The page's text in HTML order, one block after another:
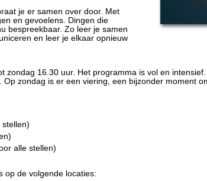
je er samen over door. Met
en gevoelens. Dingen die
bespreekbaar. Zo leer je samen
en leer je elkaar opnieuw
zondag 16.30 uur. Het programma is vol en
zondag is er een viering, een bijzonder moment
alle stellen)
op de volgende locaties: